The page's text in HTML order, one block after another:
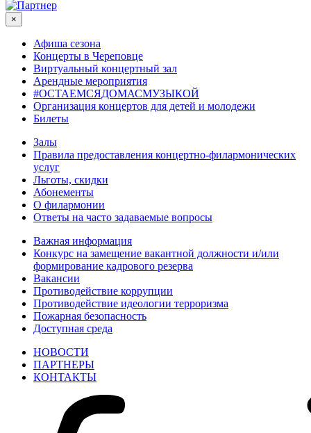
×
Афиша сезона
Концерты в Череповце
Виртуальный концертный зал
Арендные мероприятия
#ОСТАЕМСЯДОМАСМУЗЫКОЙ
Организация концертов для детей и молодежи
Билеты
Залы
Правила предоставления концертно-филармонических
услуг
Льготы, скидки
Абонементы
О филармонии
Ответы на часто задаваемые вопросы
Важная информация
Конкурс на замещение вакантной должности и/или
формирование кадрового резерва
Вакансии
Противодействие коррупции
Противодействие идеологии терроризма
Пожарная безопасность
Доступная среда
НОВОСТИ
ПАРТНЕРЫ
КОНТАКТЫ